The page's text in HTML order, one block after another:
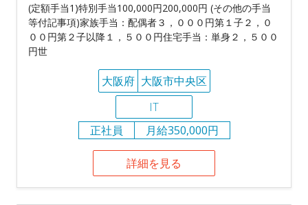
(定額手当1)特別手当100,000円200,000円 (その他の手当
等付記事項)家族手当：配偶者３，０００円第１子２，０
００円第２子以降１，５００円住宅手当：単身２，５００
円世
大阪府 大阪市中央区
IT
正社員
月給350,000円
詳細を見る